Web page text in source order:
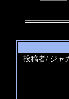
□投稿者/ ジャ